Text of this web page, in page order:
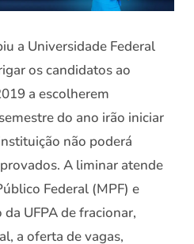
a Universidade Federal
os candidatos ao
a escolherem
do ano irão iniciar
não poderá
A liminar atende
Federal (MPF) e
UFPA de fracionar,
a oferta de vagas,